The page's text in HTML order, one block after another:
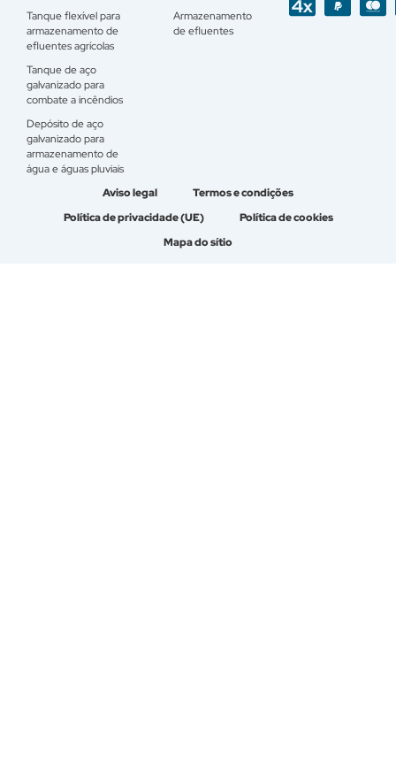
Tanque flexível para
armazenamento de
efluentes agrícolas
Tanque de aço
galvanizado para
combate a incêndios
Depósito de aço
galvanizado para
armazenamento de
água e águas pluviais
Armazenamento
de efluentes
Aviso legal
Termos e condições
Política de privacidade (UE)
Política de cookies
Mapa do sítio